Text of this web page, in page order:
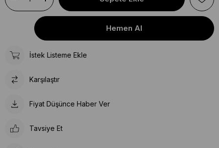
İstek Listeme Ekle
Karşılaştır
Fiyat Düşünce Haber Ver
Tavsiye Et